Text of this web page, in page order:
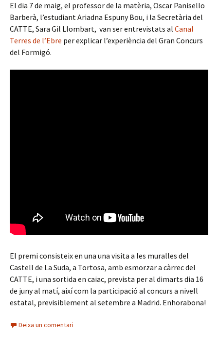
El dia 7 de maig, el professor de la matèria, Oscar Panisello
Barberà, l’estudiant Ariadna Espuny Bou, i la Secretària del
CATTE, Sara Gil Llombart, van ser entrevistats al Canal
Terres de l’Ebre per explicar l’experiència del Gran Concurs
del Formigó.
El premi consisteix en una una visita a les muralles del
Castell de La Suda, a Tortosa, amb esmorzar a càrrec del
CATTE, i una sortida en caiac, prevista per al dimarts dia 16
de juny al matí, així com la participació al concurs a nivell
estatal, previsiblement al setembre a Madrid. Enhorabona!
Deixa un comentari